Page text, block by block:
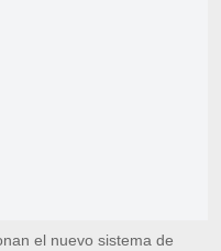
el nuevo sistema de